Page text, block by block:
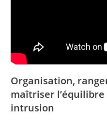
Organisation,
maîtriser
intrusion